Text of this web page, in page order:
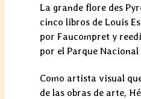
La grande flore des
cinco libros de Louis
por Faucompret y
por el Parque Nacional
Como artista visual
de las obras de arte,